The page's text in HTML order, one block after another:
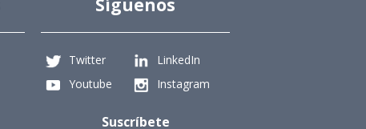
Síguenos
Twitter
LinkedIn
Youtube
Instagram
Suscríbete